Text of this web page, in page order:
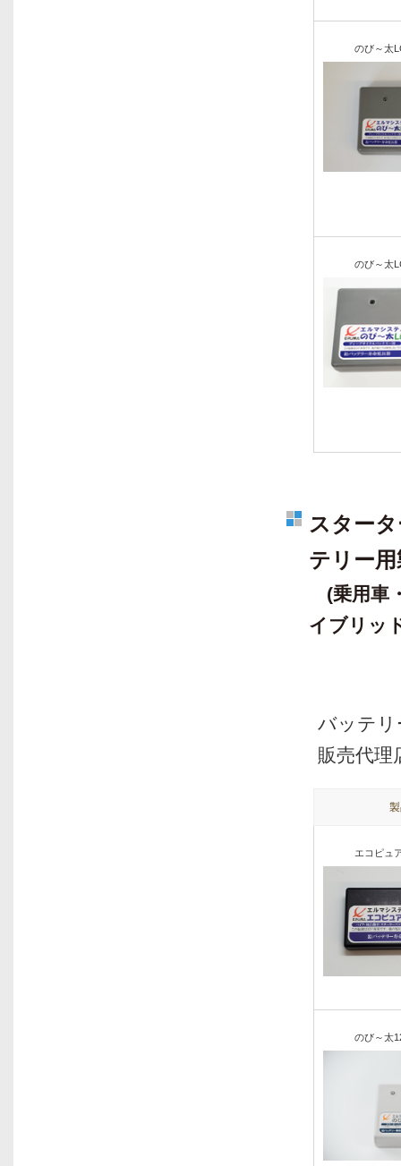
のび～太
のび～太
スター
テリー
(乗用車
イブリッ
バッテリ
販売代理
エコピュ
のび～太